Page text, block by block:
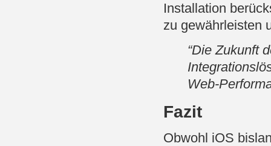
Installation
zu gewährleisten
“Die Zukunft
Web-
Fazit
Obwohl iOS